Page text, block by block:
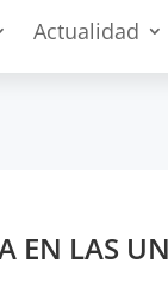
Actualidad
EN LAS